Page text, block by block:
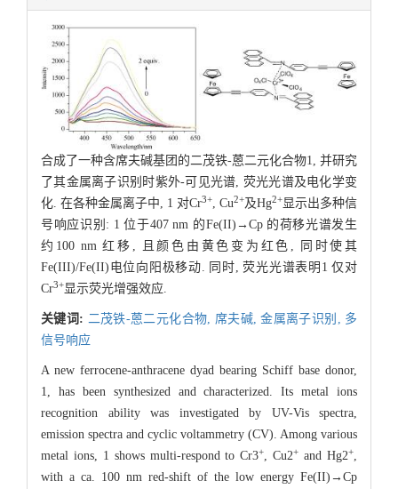
合成了一种含席夫碱基团的二茂铁-蒽二元化合物1, 并研究
了其金属离子识别时紫外-可见光谱, 荧光光谱及电化学变
化. 在各种金属离子中, 1 对Cr3+, Cu2+及Hg2+显示出多种信
号响应识别: 1 位于407 nm 的Fe(II)→Cp 的荷移光谱发生
约100 nm 红移, 且颜色由黄色变为红色, 同时使其
Fe(III)/Fe(II)电位向阳极移动. 同时, 荧光光谱表明1 仅对
Cr3+显示荧光增强效应.
关键词: 二茂铁-蒽二元化合物, 席夫碱,金属离子识别, 多
信号响应
A new ferrocene-anthracene dyad bearing Schiff base donor,
1, has been synthesized and characterized. Its metal ions
recognition ability was investigated by UV-Vis spectra,
emission spectra and cyclic voltammetry (CV). Among various
metal ions, 1 shows multi-respond to Cr3+, Cu2+ and Hg2+,
with a ca. 100 nm red-shift of the low energy Fe(II)→Cp